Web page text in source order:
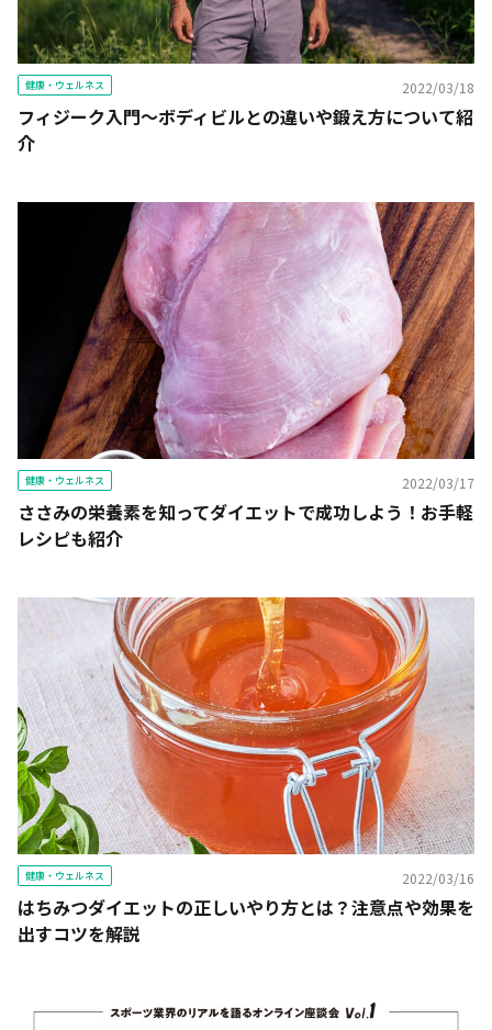
健康・ウェルネス 2022/03/18
フィジーク入門〜ボディビルとの違いや鍛え方について紹
介
健康・ウェルネス 2022/03/17
ささみの栄養素を知ってダイエットで成功しよう！お手軽
レシピも紹介
健康・ウェルネス 2022/03/16
はちみつダイエットの正しいやり方とは？注意点や効果を
出すコツを解説